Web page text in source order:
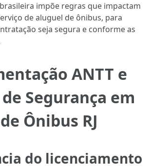
impõe regras que impactam
de aluguel de ônibus, para
seja segura e conforme as
ANTT e
Segurança em
Ônibus RJ
do licenciamento